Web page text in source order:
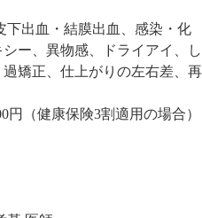
下出血・結膜出血、感染・化
ー、異物感、ドライアイ、し
矯正、仕上がりの左右差、再
円（健康保険3割適用の場合）